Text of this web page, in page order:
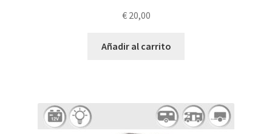
€20,00
Añadir al carrito